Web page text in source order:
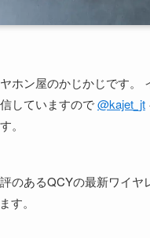
ホン屋のかじかじです。
していますので@kajet_jt
。
のあるQCYの最新ワイヤ
す。